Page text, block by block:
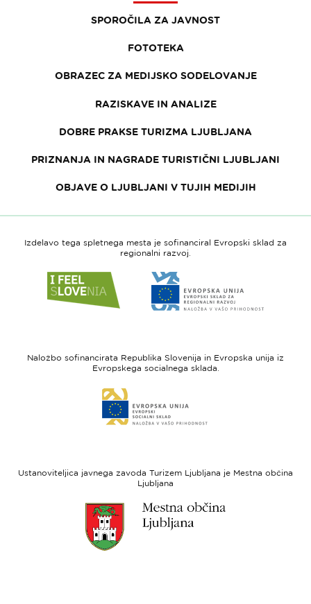
SPOROČILA ZA JAVNOST
FOTOTEKA
OBRAZEC ZA MEDIJSKO SODELOVANJE
RAZISKAVE IN ANALIZE
DOBRE PRAKSE TURIZMA LJUBLJANA
PRIZNANJA IN NAGRADE TURISTIČNI LJUBLJANI
OBJAVE O LJUBLJANI V TUJIH MEDIJIH
Izdelavo tega spletnega mesta je sofinanciral Evropski sklad za
regionalni razvoj.
do
spletne
Slovenia
do
spletne
-
regionalni
Naložbo sofinancirata Republika Slovenija in Evropska unija iz
Evropskega socialnega sklada.
do
spletne
sklad
Ustanoviteljica javnega zavoda Turizem Ljubljana je Mestna občina
Ljubljana